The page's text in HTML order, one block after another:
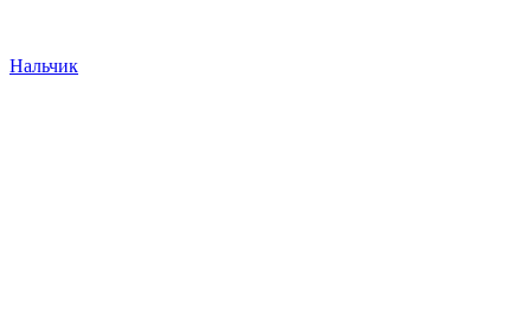
Нальчик